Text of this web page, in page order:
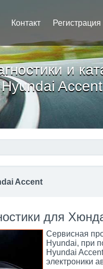
Контакт Регистрация
и
Accent
Accent
для
Сервисная
Hyundai, при
Hyundai
электроники